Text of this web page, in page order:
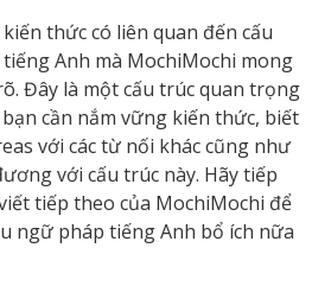
thức có liên quan đến cấu
Anh mà MochiMochi mong
Đây là một cấu trúc quan trọng
cần nắm vững kiến thức, biết
với các từ nối khác cũng như
với cấu trúc này. Hãy tiếp
tiếp theo của MochiMochi để
ngữ pháp tiếng Anh bổ ích nữa